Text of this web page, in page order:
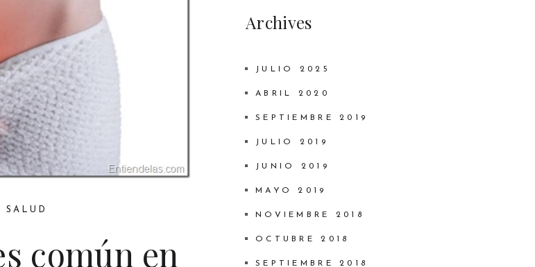
SALUD
común en
Archives
JULIO 2025
ABRIL 2020
SEPTIEMBRE 2019
JULIO 2019
JUNIO 2019
MAYO 2019
NOVIEMBRE 2018
OCTUBRE 2018
SEPTIEMBRE 2018